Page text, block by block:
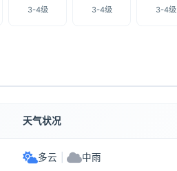
3-4级 3-4级 3-4级
天气状况
多云 中雨